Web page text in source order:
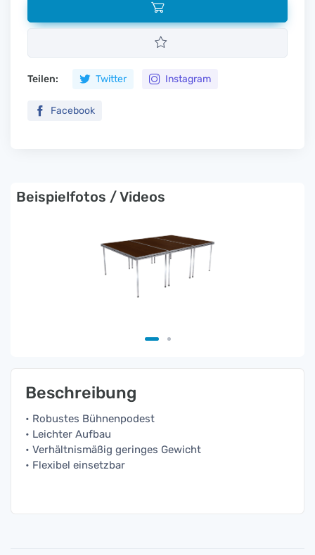
Teilen: Twitter Instagram
Facebook
Beispielfotos / Videos
Beschreibung
• Robustes Bühnenpodest
• Leichter Aufbau
• Verhältnismäßig geringes Gewicht
• Flexibel einsetzbar